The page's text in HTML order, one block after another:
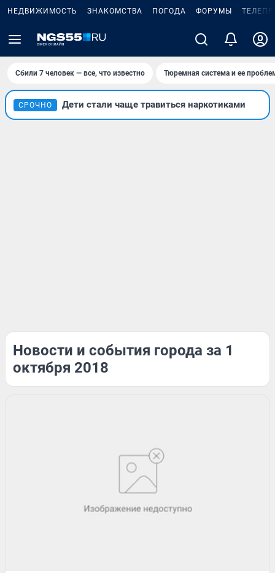
НЕДВИЖИМОСТЬ ЗНАКОМСТВА ПОГОДА ФОРУМЫ
Сбили 7 человек — все, что известно Тюремная система и ее
СРОЧНО Дети стали чаще травиться наркотиками
Новости и события города за 1
октября 2018